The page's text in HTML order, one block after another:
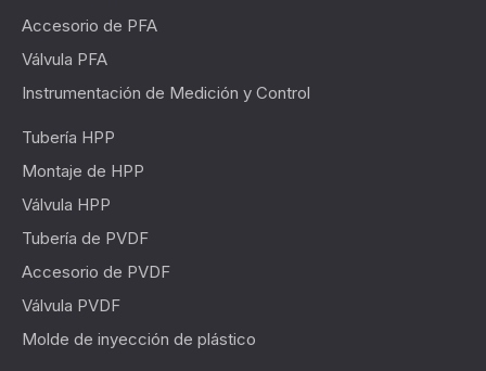
Accesorio de PFA
Válvula PFA
Instrumentación de Medición y Control
Tubería HPP
Montaje de HPP
Válvula HPP
Tubería de PVDF
Accesorio de PVDF
Válvula PVDF
Molde de inyección de plástico